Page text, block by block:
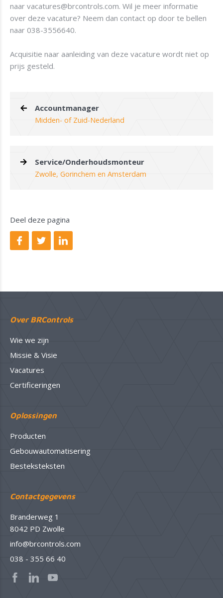
naar vacatures@brcontrols.com. Wil je meer informatie
over deze vacature? Neem dan contact op door te bellen
naar 038-3556640.
Acquisitie naar aanleiding van deze vacature wordt niet op
prijs gesteld.
Accountmanager
Midden- of Zuid-Nederland
Service/Onderhoudsmonteur
Zwolle, Gorinchem en Amsterdam
Deel deze pagina
Over BRControls
Wie we zijn
Missie & Visie
Vacatures
Certificeringen
Oplossingen
Producten
Gebouwautomatisering
Besteksteksten
Contactgegevens
Branderweg 1
8042 PD Zwolle
info@brcontrols.com
038 - 355 66 40